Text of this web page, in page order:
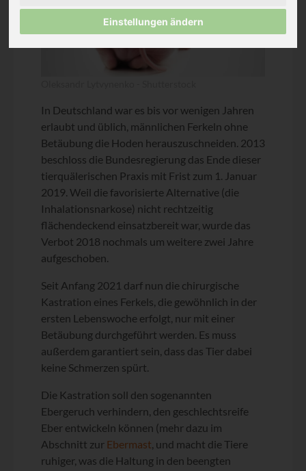
Einstellungen ändern
In Deutschland war es bis vor wenigen Jahren
erlaubt und üblich, männlichen Ferkeln ohne
Betäubung die Hoden herauszuschneiden. 2013
beschloss die Bundesregierung das Ende dieser
tierquälerischen Praxis mit Frist zum 1. Januar
2019. Weil die favorisierte Alternative (die
Inhalationsnarkose) nicht rechtzeitig
flächendeckend einsatzbereit war, wurde das
Verbot 2018 nochmals um weitere zwei Jahre
aufgeschoben.
Seit Anfang 2021 darf nun die chirurgische
Kastration eines Ferkels, die gewöhnlich in der
ersten Lebenswoche erfolgt, nur mit einer
Betäubung durchgeführt werden. Es muss
außerdem garantiert sein, dass das Tier dabei
keine Schmerzen spürt.
Die Kastration soll den sogenannten
Ebergeruch verhindern, den geschlechtsreife
Eber entwickeln können (mehr dazu im
Abschnitt zur Ebermast , und macht die Tiere
ruhiger, was die Haltung in den beengten